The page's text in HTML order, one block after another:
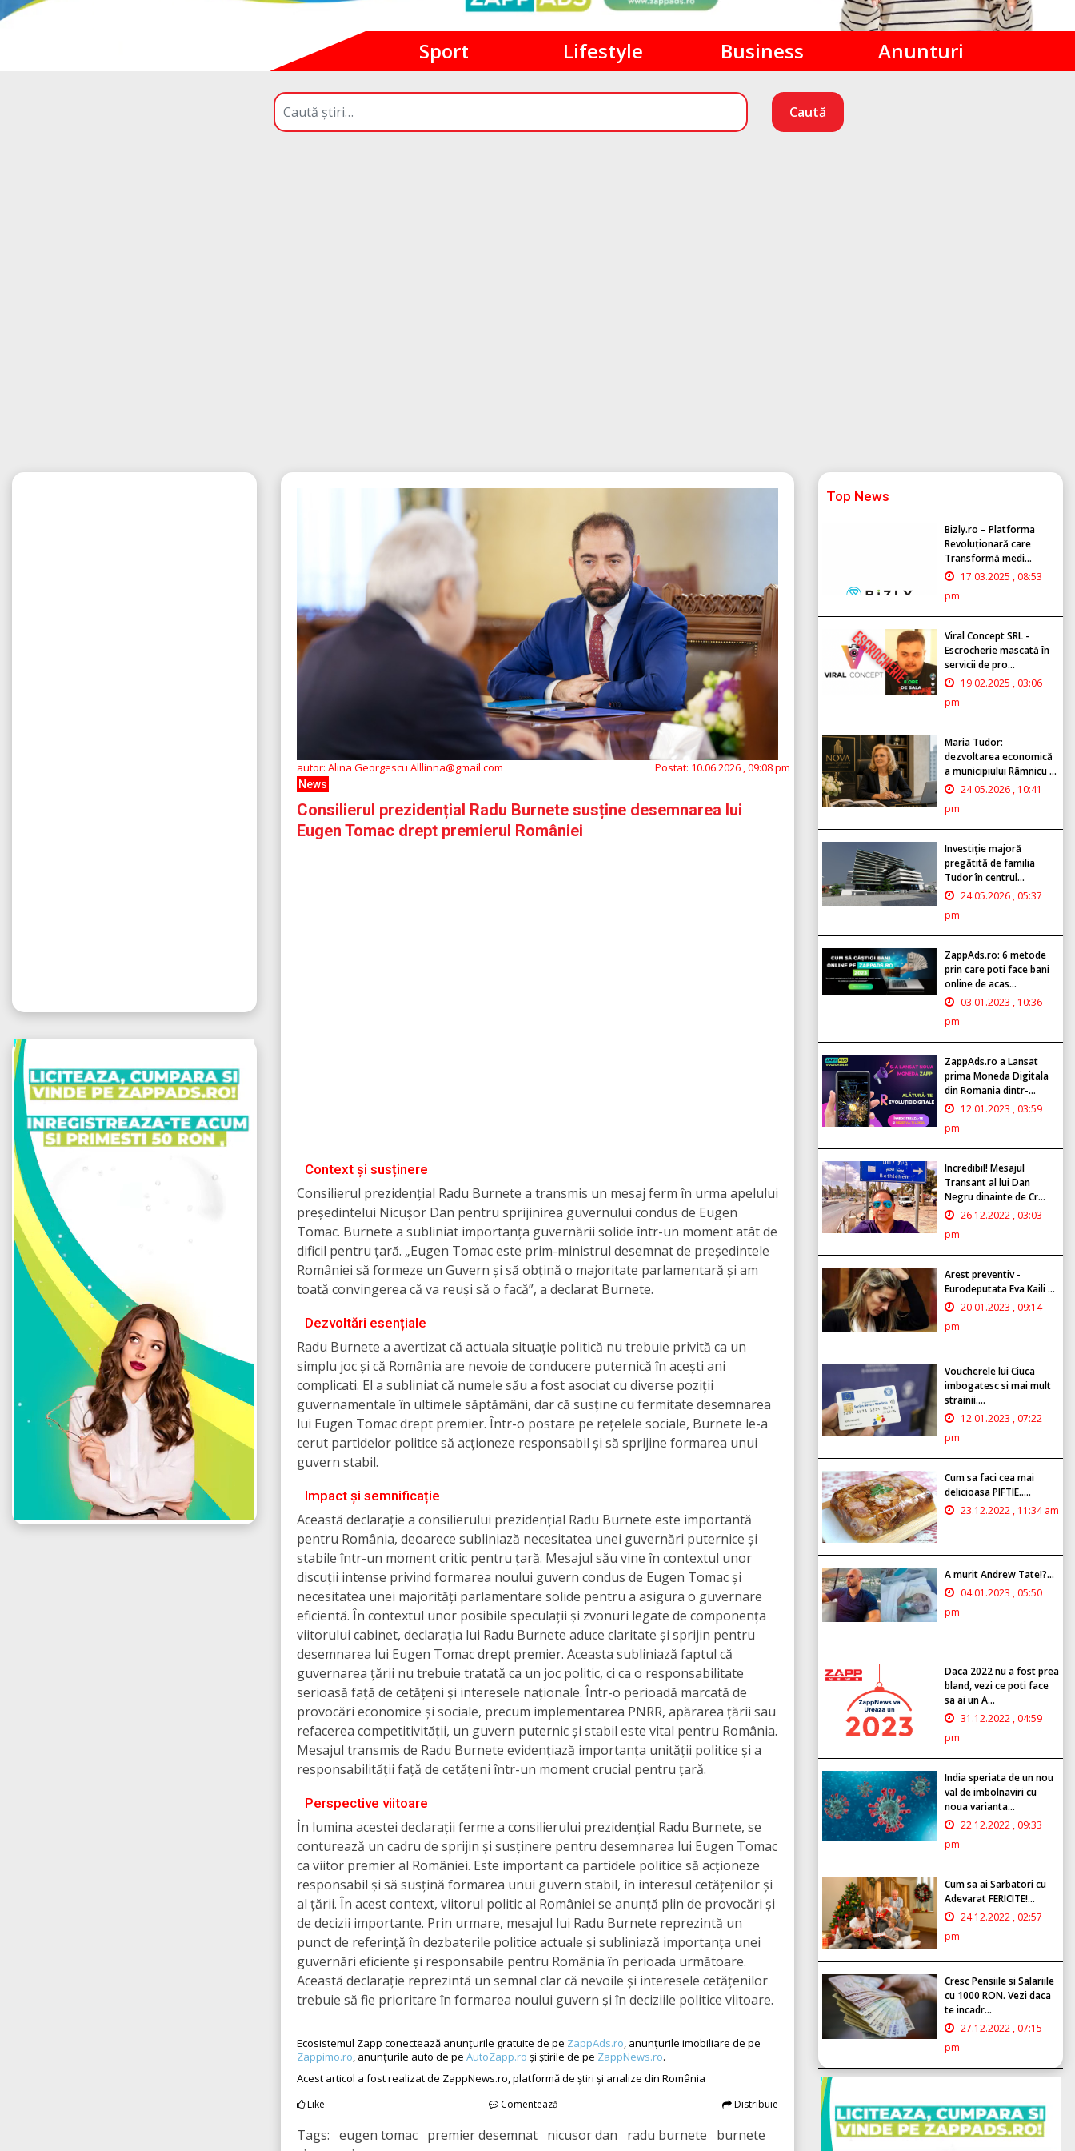
Sport Lifestyle Business Anunturi
Caută
autor: Alina Georgescu Alllinna@gmail.com Postat: 10.06.2026 , 09:08 pm
News
Consilierul prezidențial Radu Burnete susține desemnarea lui
Eugen Tomac drept premierul României
Context și susținere
Consilierul prezidențial Radu Burnete a transmis un mesaj ferm în urma apelului
președintelui Nicușor Dan pentru sprijinirea guvernului condus de Eugen
Tomac. Burnete a subliniat importanța guvernării solide într-un moment atât de
dificil pentru țară. „Eugen Tomac este prim-ministrul desemnat de președintele
României să formeze un Guvern și să obțină o majoritate parlamentară și am
toată convingerea că va reuși să o facă”, a declarat Burnete.
Dezvoltări esențiale
Radu Burnete a avertizat că actuala situație politică nu trebuie privită ca un
simplu joc și că România are nevoie de conducere puternică în acești ani
complicati. El a subliniat că numele său a fost asociat cu diverse poziții
guvernamentale în ultimele săptămâni, dar că susține cu fermitate desemnarea
lui Eugen Tomac drept premier. Într-o postare pe rețelele sociale, Burnete le-a
cerut partidelor politice să acționeze responsabil și să sprijine formarea unui
guvern stabil.
Impact și semnificație
Această declarație a consilierului prezidențial Radu Burnete este importantă
pentru România, deoarece subliniază necesitatea unei guvernări puternice și
stabile într-un moment critic pentru țară. Mesajul său vine în contextul unor
discuții intense privind formarea noului guvern condus de Eugen Tomac și
necesitatea unei majorități parlamentare solide pentru a asigura o guvernare
eficientă. În contextul unor posibile speculații și zvonuri legate de componența
viitorului cabinet, declarația lui Radu Burnete aduce claritate și sprijin pentru
desemnarea lui Eugen Tomac drept premier. Aceasta subliniază faptul că
guvernarea țării nu trebuie tratată ca un joc politic, ci ca o responsabilitate
serioasă față de cetățeni și interesele naționale. Într-o perioadă marcată de
provocări economice și sociale, precum implementarea PNRR, apărarea țării sau
refacerea competitivității, un guvern puternic și stabil este vital pentru România.
Mesajul transmis de Radu Burnete evidențiază importanța unității politice și a
responsabilității față de cetățeni într-un moment crucial pentru țară.
Perspective viitoare
În lumina acestei declarații ferme a consilierului prezidențial Radu Burnete, se
conturează un cadru de sprijin și susținere pentru desemnarea lui Eugen Tomac
ca viitor premier al României. Este important ca partidele politice să acționeze
responsabil și să susțină formarea unui guvern stabil, în interesul cetățenilor și
al țării. În acest context, viitorul politic al României se anunță plin de provocări și
de decizii importante. Prin urmare, mesajul lui Radu Burnete reprezintă un
punct de referință în dezbaterile politice actuale și subliniază importanța unei
guvernări eficiente și responsabile pentru România în perioada următoare.
Această declarație reprezintă un semnal clar că nevoile și interesele cetățenilor
trebuie să fie prioritare în formarea noului guvern și în deciziile politice viitoare.
Ecosistemul Zapp conectează anunțurile gratuite de pe ZappAds.ro , anunțurile imobiliare de pe
Zappimo.ro , anunțurile auto de pe AutoZapp.ro și știrile de pe ZappNews.ro.
Acest articol a fost realizat de ZappNews.ro, platformă de știri și analize din România
Like Comentează Distribuie
Tags: eugen tomac premier desemnat nicusor dan radu burnete burnete
Top News
Bizly.ro – Platforma
Revoluționară care
Transformă medi...
17.03.2025 , 08:53
pm
Viral Concept SRL -
Escrocherie mascată în
servicii de pro...
19.02.2025 , 03:06
pm
Maria Tudor:
dezvoltarea economică
a municipiului Râmnicu ...
24.05.2026 , 10:41
pm
Investiție majoră
pregătită de familia
Tudor în centrul...
24.05.2026 , 05:37
pm
ZappAds.ro: 6 metode
prin care poti face bani
online de acas...
03.01.2023 , 10:36
pm
ZappAds.ro a Lansat
prima Moneda Digitala
din Romania dintr-...
12.01.2023 , 03:59
pm
Incredibil! Mesajul
Transant al lui Dan
Negru dinainte de Cr...
26.12.2022 , 03:03
pm
Arest preventiv -
Eurodeputata Eva Kaili ...
20.01.2023 , 09:14
pm
Voucherele lui Ciuca
imbogatesc si mai mult
strainii....
12.01.2023 , 07:22
pm
Cum sa faci cea mai
delicioasa PIFTIE.....
23.12.2022 , 11:34 am
A murit Andrew Tate!?...
04.01.2023 , 05:50
pm
Daca 2022 nu a fost prea
bland, vezi ce poti face
sa ai un A...
31.12.2022 , 04:59
pm
India speriata de un nou
val de imbolnaviri cu
noua varianta...
22.12.2022 , 09:33
pm
Cum sa ai Sarbatori cu
Adevarat FERICITE!...
24.12.2022 , 02:57
pm
Cresc Pensiile si Salariile
cu 1000 RON. Vezi daca
te incadr...
27.12.2022 , 07:15
pm